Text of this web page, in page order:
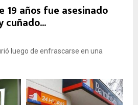
19 años fue asesinado
cuñado...
luego de enfrascarse en una